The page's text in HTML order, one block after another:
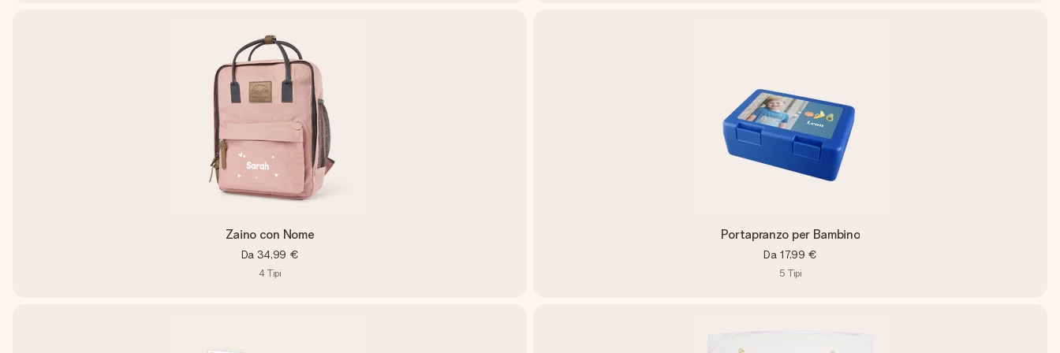
Zaino con Nome
Da 34,99 €
4 Tipi
Portapranzo per Bambino
Da 17,99 €
5 Tipi